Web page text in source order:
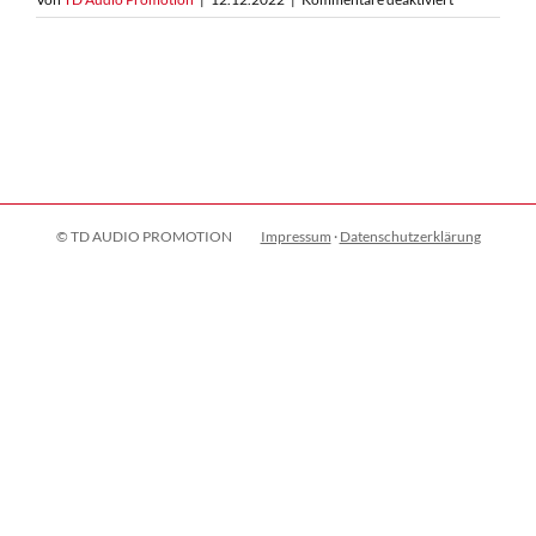
image008
© TD AUDIO PROMOTION Impressum · Datenschutzerklärung